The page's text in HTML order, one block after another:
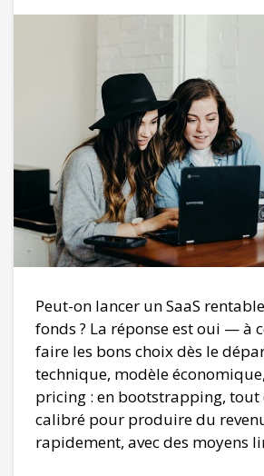
Peut-on lancer un SaaS
fonds ? La réponse est oui — à
faire les bons choix dès le
technique, modèle
pricing : en bootstrapping,
calibré pour produire du
rapidement, avec des moyens